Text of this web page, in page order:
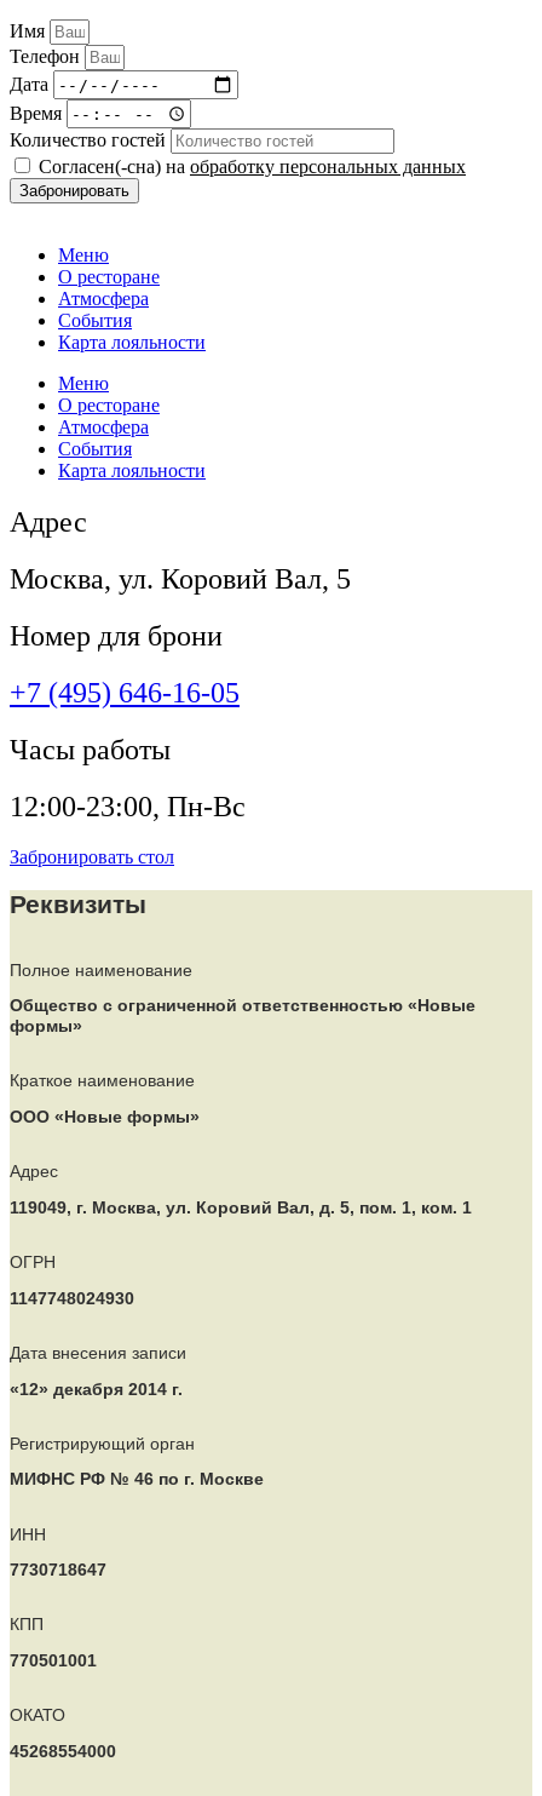
Имя
Телефон
Дата
Время
Количество гостей
Согласен(-сна) на обработку персональных данных
Забронировать
Меню
О ресторане
Атмосфера
События
Карта лояльности
Меню
О ресторане
Атмосфера
События
Карта лояльности
Адрес
Москва, ул. Коровий Вал, 5
Номер для брони
+7 (495) 646-16-05
Часы работы
12:00-23:00, Пн-Вс
Забронировать стол
Реквизиты
Полное наименование
Общество с ограниченной ответственностью «Новые
формы»
Краткое наименование
ООО «Новые формы»
Адрес
119049, г. Москва, ул. Коровий Вал, д. 5, пом. 1, ком. 1
ОГРН
1147748024930
Дата внесения записи
«12» декабря 2014 г.
Регистрирующий орган
МИФНС РФ № 46 по г. Москве
ИНН
7730718647
КПП
770501001
ОКАТО
45268554000